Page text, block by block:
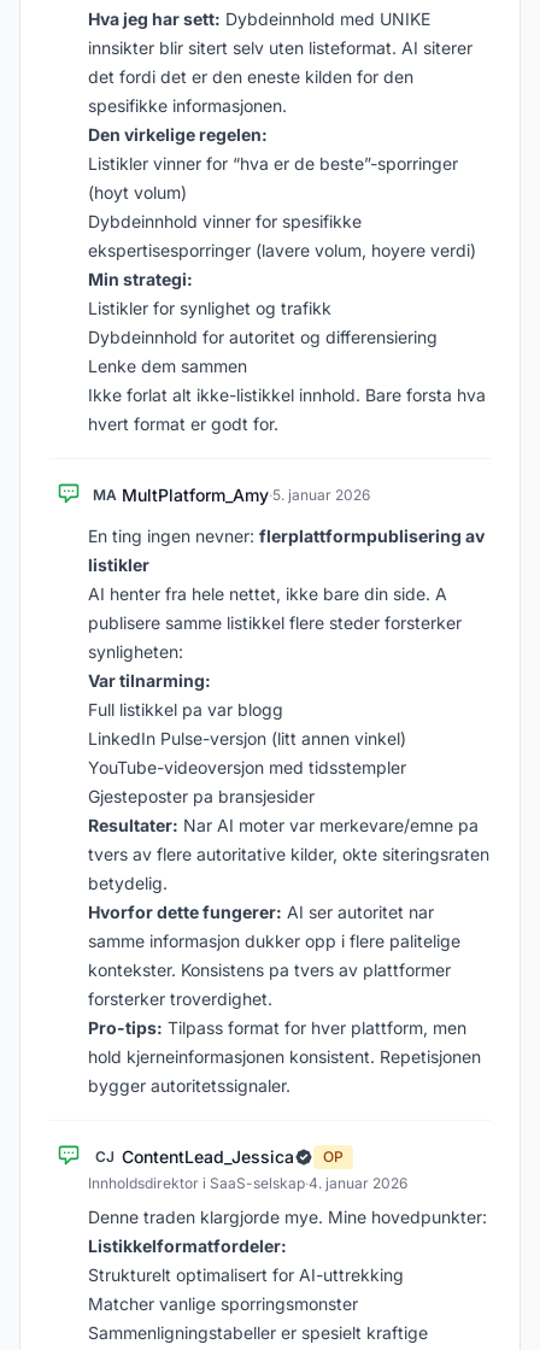
Hva jeg har sett: Dybdeinnhold med UNIKE
innsikter blir sitert selv uten listeformat. AI siterer
det fordi det er den eneste kilden for den
spesifikke informasjonen.
Den virkelige regelen:
Listikler vinner for “hva er de beste”-sporringer
(hoyt volum)
Dybdeinnhold vinner for spesifikke
ekspertisesporringer (lavere volum, hoyere verdi)
Min strategi:
Listikler for synlighet og trafikk
Dybdeinnhold for autoritet og differensiering
Lenke dem sammen
Ikke forlat alt ikke-listikkel innhold. Bare forsta hva
hvert format er godt for.
MA MultPlatform_Amy·5. januar 2026
En ting ingen nevner: flerplattformpublisering av
listikler
AI henter fra hele nettet, ikke bare din side. A
publisere samme listikkel flere steder forsterker
synligheten:
Var tilnarming:
Full listikkel pa var blogg
LinkedIn Pulse-versjon (litt annen vinkel)
YouTube-videoversjon med tidsstempler
Gjesteposter pa bransjesider
Resultater: Nar AI moter var merkevare/emne pa
tvers av flere autoritative kilder, okte siteringsraten
betydelig.
Hvorfor dette fungerer: AI ser autoritet nar
samme informasjon dukker opp i flere palitelige
kontekster. Konsistens pa tvers av plattformer
forsterker troverdighet.
Pro-tips: Tilpass format for hver plattform, men
hold kjerneinformasjonen konsistent. Repetisjonen
bygger autoritetssignaler.
CJ ContentLead_Jessica
OP
Innholdsdirektor i SaaS-selskap·4. januar 2026
Denne traden klargjorde mye. Mine hovedpunkter:
Listikkelformatfordeler:
Strukturelt optimalisert for AI-uttrekking
Matcher vanlige sporringsmonster
Sammenligningstabeller er spesielt kraftige